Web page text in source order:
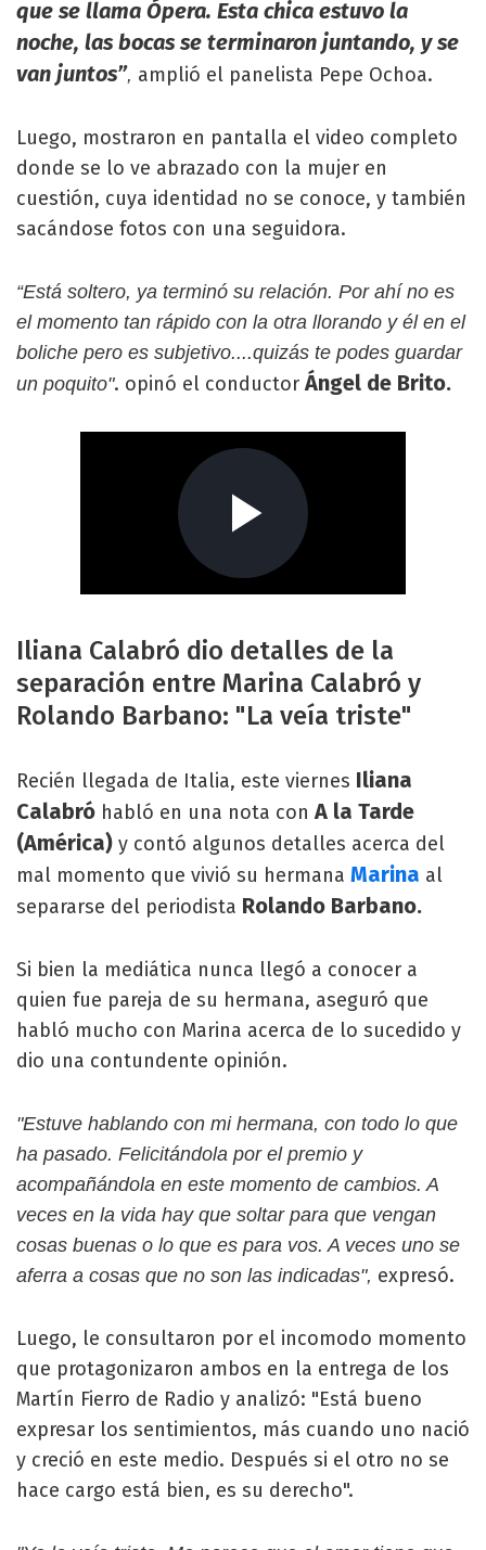
que se llama Ópera. Esta chica estuvo la
noche, las bocas se terminaron juntando, y se
van juntos”, amplió el panelista Pepe Ochoa.
Luego, mostraron en pantalla el video completo
donde se lo ve abrazado con la mujer en
cuestión, cuya identidad no se conoce, y también
sacándose fotos con una seguidora.
“Está soltero, ya terminó su relación. Por ahí no es
el momento tan rápido con la otra llorando y él en el
boliche pero es subjetivo....quizás te podes guardar
un poquito". opinó el conductorÁngel de Brito.
Iliana Calabró dio detalles de la
separación entre Marina Calabró y
Rolando Barbano: "La veía triste"
Recién llegada de Italia, este viernes Iliana
Calabró habló en una nota con A la Tarde
(América) y contó algunos detalles acerca del
mal momento que vivió su hermana Marina al
separarse del periodista Rolando Barbano.
Si bien la mediática nunca llegó a conocer a
quien fue pareja de su hermana, aseguró que
habló mucho con Marina acerca de lo sucedido y
dio una contundente opinión.
"Estuve hablando con mi hermana, con todo lo que
ha pasado. Felicitándola por el premio y
acompañándola en este momento de cambios. A
veces en la vida hay que soltar para que vengan
cosas buenas o lo que es para vos. A veces uno se
aferra a cosas que no son las indicadas", expresó.
Luego, le consultaron por el incomodo momento
que protagonizaron ambos en la entrega de los
Martín Fierro de Radio y analizó: "Está bueno
expresar los sentimientos, más cuando uno nació
y creció en este medio. Después si el otro no se
hace cargo está bien, es su derecho".